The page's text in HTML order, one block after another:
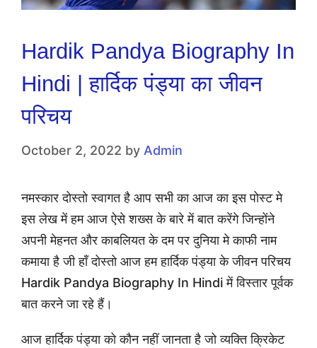
Hardik Pandya Biography In
Hindi | हार्दिक पंड्या का जीवन
परिचय
October 2, 2022 by Admin
नमस्कार दोस्तो स्वागत है आप सभी का आज का इस पोस्ट मे
इस लेख में हम आज ऐसे शख्स के बारे में बात करेंगे जिन्होंने
अपनी मेहनत और काबलियत के दम पर दुनिया मे काफी नाम
कमाया है जी हाँ दोस्तो आज हम हार्दिक पंड्या के जीवन परिचय
Hardik Pandya Biography In Hindi में विस्तार पूर्वक
बात करने जा रहे हैं।
आज हार्दिक पंड्या को कौन नहीं जानता है जो व्यक्ति क्रिकेट